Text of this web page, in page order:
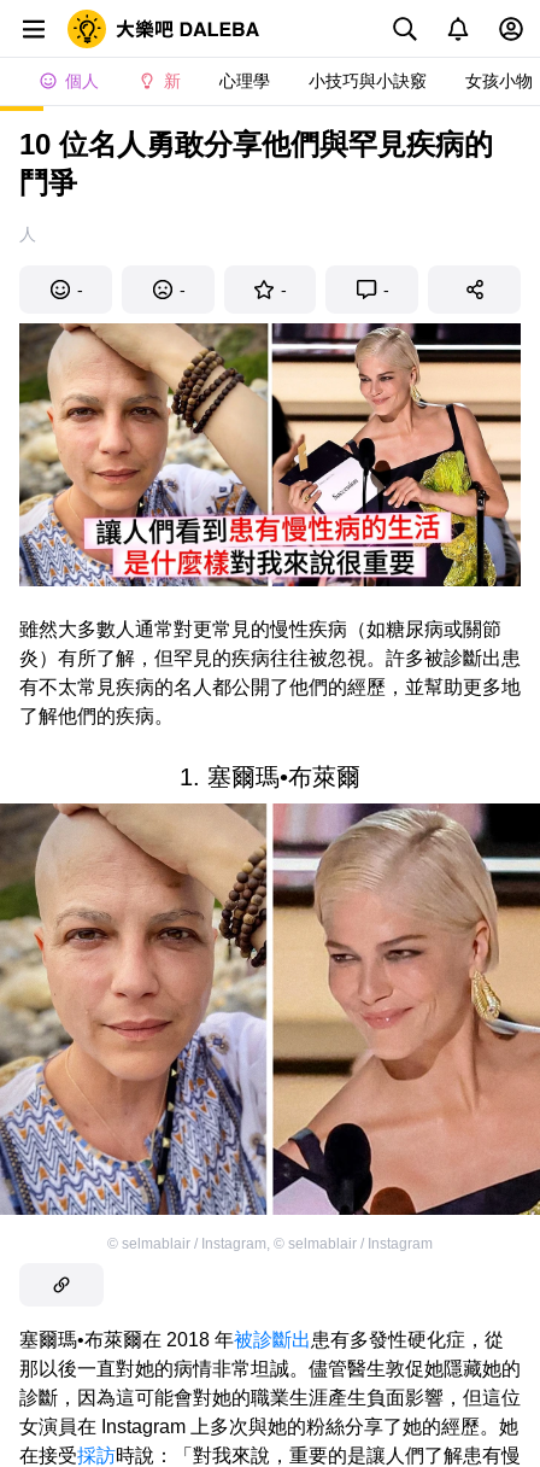
個人 新 心理學 小技巧與小訣竅 女孩小物
10 位名人勇敢分享他們與罕見疾病的
鬥爭
人
- - - -
雖然大多數人通常對更常見的慢性疾病（如糖尿病或關節
炎）有所了解，但罕見的疾病往往被忽視。許多被診斷出患
有不太常見疾病的名人都公開了他們的經歷，並幫助更多地
了解他們的疾病。
1. 塞爾瑪•布萊爾
© selmablair / Instagram © selmablair / Instagram
塞爾瑪•布萊爾在 2018 年被診斷出患有多發性硬化症，從
那以後一直對她的病情非常坦誠。儘管醫生敦促她隱藏她的
診斷，因為這可能會對她的職業生涯產生負面影響，但這位
女演員在 Instagram 上多次與她的粉絲分享了她的經歷。她
在接受採訪時說：「對我來說，重要的是讓人們了解患有慢